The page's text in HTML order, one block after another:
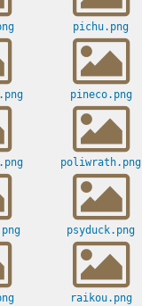
pichu.png
pineco.png
poliwrath.png
psyduck.png
raikou.png